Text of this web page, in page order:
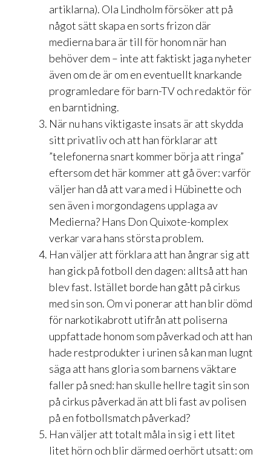
artiklarna). Ola Lindholm försöker att på
något sätt skapa en sorts frizon där
medierna bara är till för honom när han
behöver dem – inte att faktiskt jaga nyheter
även om de är om en eventuellt knarkande
programledare för barn-TV och redaktör för
en barntidning.
När nu hans viktigaste insats är att skydda
sitt privatliv och att han förklarar att
”telefonerna snart kommer börja att ringa”
eftersom det här kommer att gå över: varför
väljer han då att vara med i Hübinette och
sen även i morgondagens upplaga av
Medierna? Hans Don Quixote-komplex
verkar vara hans största problem.
Han väljer att förklara att han ångrar sig att
han gick på fotboll den dagen: alltså att han
blev fast. Istället borde han gått på cirkus
med sin son. Om vi ponerar att han blir dömd
för narkotikabrott utifrån att poliserna
uppfattade honom som påverkad och att han
hade restprodukter i urinen så kan man lugnt
säga att hans gloria som barnens väktare
faller på sned: han skulle hellre tagit sin son
på cirkus påverkad än att bli fast av polisen
på en fotbollsmatch påverkad?
Han väljer att totalt måla in sig i ett litet
litet hörn och blir därmed oerhört utsatt: om